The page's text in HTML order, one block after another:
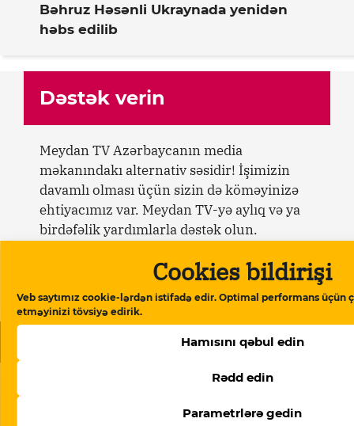
Cookies bildirişi
Veb saytımız cookie-lərdən istifadə edir. Optimal performans üçün
etməyinizi tövsiyə edirik.
Hamısını qəbul edin
Rədd edin
Parametrlərə gedin
Bəhruz Həsənli Ukraynada yenidən
həbs edilib
Dəstək verin
Meydan TV Azərbaycanın media
məkanındakı alternativ səsidir! İşimizin
davamlı olması üçün sizin də köməyinizə
ehtiyacımız var. Meydan TV-yə aylıq və ya
birdəfəlik yardımlarla dəstək olun.
Dəstək verin